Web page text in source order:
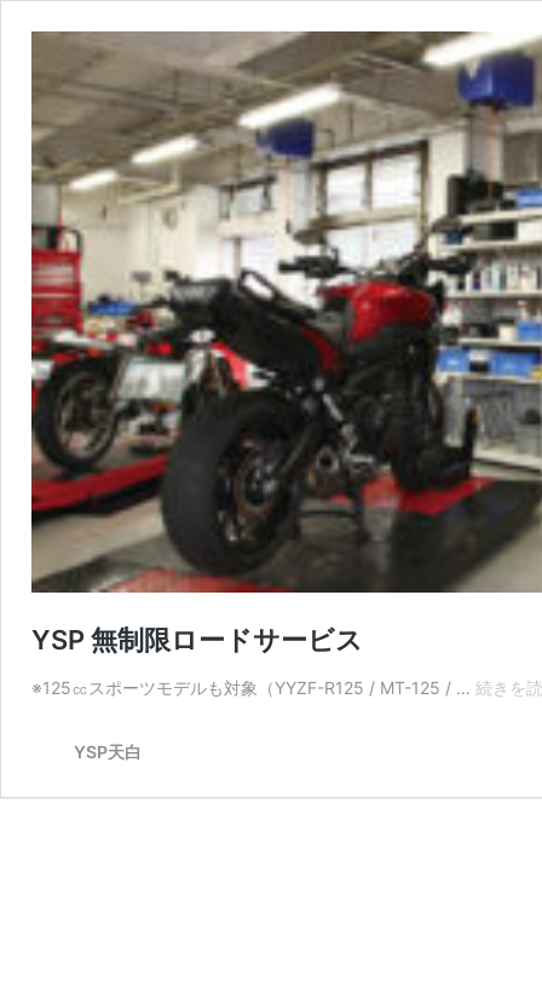
YSP 無制限ロードサービス
※125㏄スポーツモデルも対象（YYZF-R125 / MT-125 / … 続きを
YSP天白